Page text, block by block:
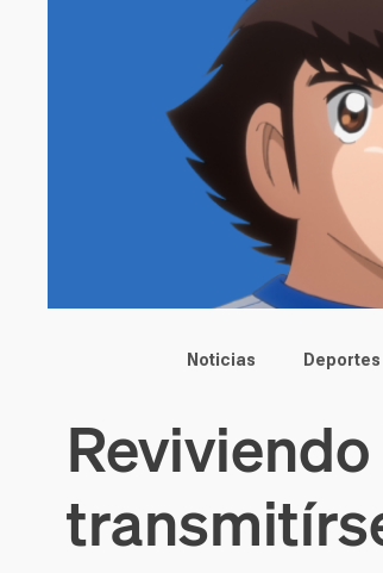
Main menu
Noticias Deportes